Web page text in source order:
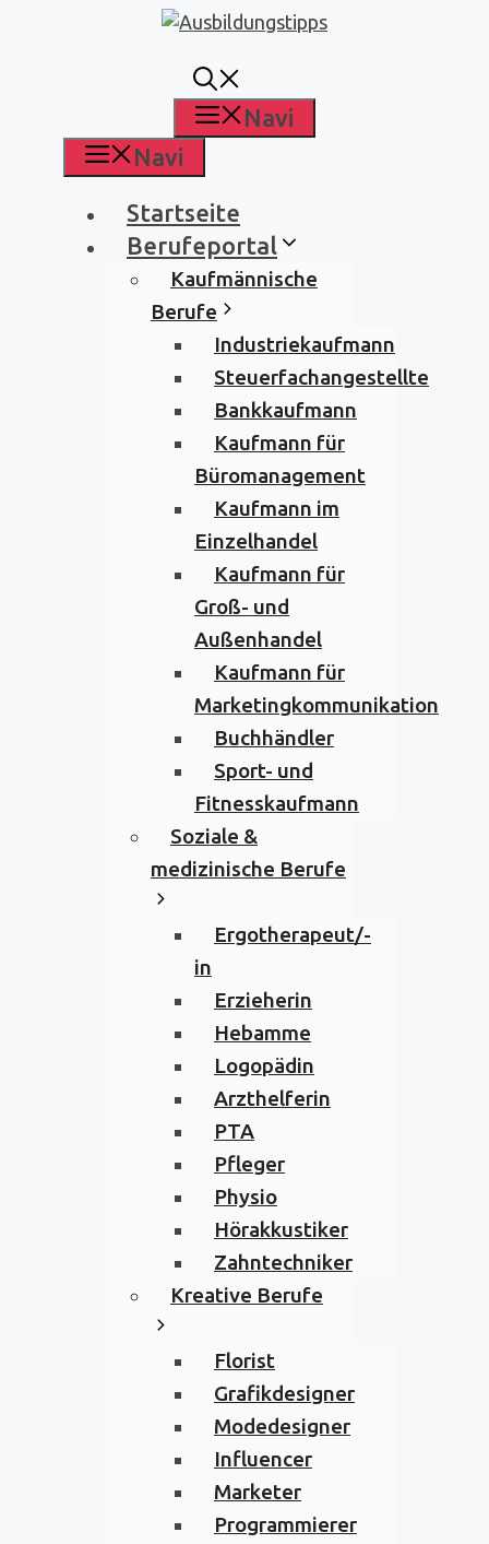
Navi
Navi
Startseite
Berufeportal
Kaufmännische
Berufe
Industriekaufmann
Steuerfachangestellte
Bankkaufmann
Kaufmann für
Büromanagement
Kaufmann im
Einzelhandel
Kaufmann für
Groß- und
Außenhandel
Kaufmann für
Marketingkommunikation
Buchhändler
Sport- und
Fitnesskaufmann
Soziale &
medizinische Berufe
Ergotherapeut/-
in
Erzieherin
Hebamme
Logopädin
Arzthelferin
PTA
Pfleger
Physio
Hörakkustiker
Zahntechniker
Kreative Berufe
Florist
Grafikdesigner
Modedesigner
Influencer
Marketer
Programmierer